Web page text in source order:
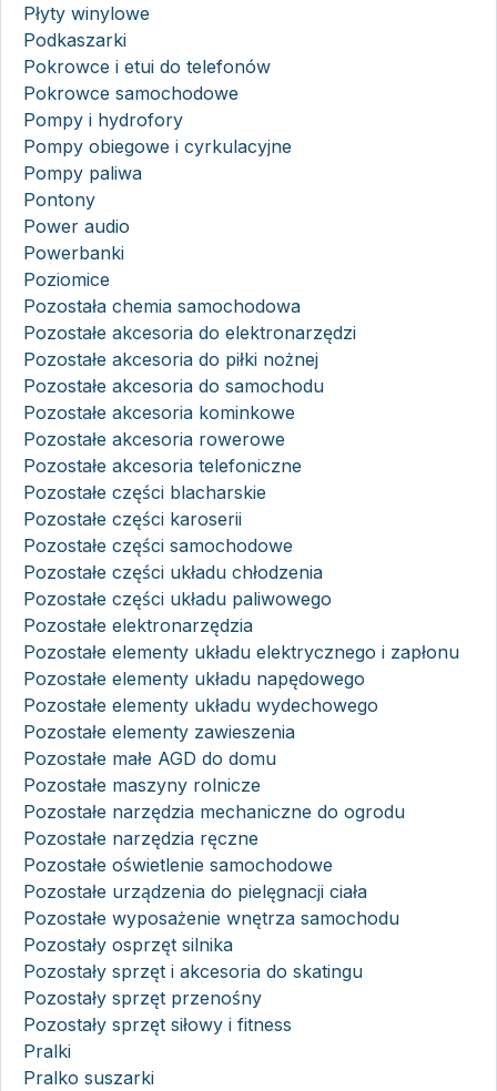
Płyty winylowe
Podkaszarki
Pokrowce i etui do telefonów
Pokrowce samochodowe
Pompy i hydrofory
Pompy obiegowe i cyrkulacyjne
Pompy paliwa
Pontony
Power audio
Powerbanki
Poziomice
Pozostała chemia samochodowa
Pozostałe akcesoria do elektronarzędzi
Pozostałe akcesoria do piłki nożnej
Pozostałe akcesoria do samochodu
Pozostałe akcesoria kominkowe
Pozostałe akcesoria rowerowe
Pozostałe akcesoria telefoniczne
Pozostałe części blacharskie
Pozostałe części karoserii
Pozostałe części samochodowe
Pozostałe części układu chłodzenia
Pozostałe części układu paliwowego
Pozostałe elektronarzędzia
Pozostałe elementy układu elektrycznego i zapłonu
Pozostałe elementy układu napędowego
Pozostałe elementy układu wydechowego
Pozostałe elementy zawieszenia
Pozostałe małe AGD do domu
Pozostałe maszyny rolnicze
Pozostałe narzędzia mechaniczne do ogrodu
Pozostałe narzędzia ręczne
Pozostałe oświetlenie samochodowe
Pozostałe urządzenia do pielęgnacji ciała
Pozostałe wyposażenie wnętrza samochodu
Pozostały osprzęt silnika
Pozostały sprzęt i akcesoria do skatingu
Pozostały sprzęt przenośny
Pozostały sprzęt siłowy i fitness
Pralki
Pralko suszarki